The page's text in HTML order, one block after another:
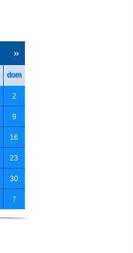
»
dom
2
9
16
23
30
7